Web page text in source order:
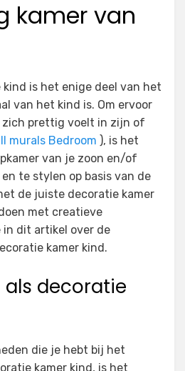
kamer van
kind is het enige deel van het
van het kind is. Om ervoor
prettig voelt in zijn of
murals Bedroom ), is het
van je zoon en/of
te stylen op basis van de
de juiste decoratie kamer
met creatieve
in dit artikel over de
kamer kind.
decoratie
die je hebt bij het
kamer kind, is het